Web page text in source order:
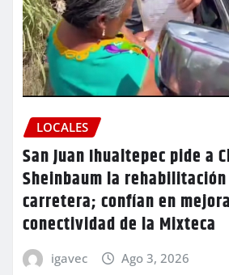
LOCALES
San Juan Ihualtepec pide a
Sheinbaum la
carretera; confían en
conectividad de la Mixteca
igavec Ago 3, 2026